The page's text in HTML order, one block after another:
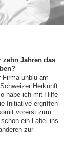
zehn Jahren das
Firma unblu am
Herkunft
habe ich mit Hilfe
Initiative ergriffen
vorerst zum
ein Label ins
zur